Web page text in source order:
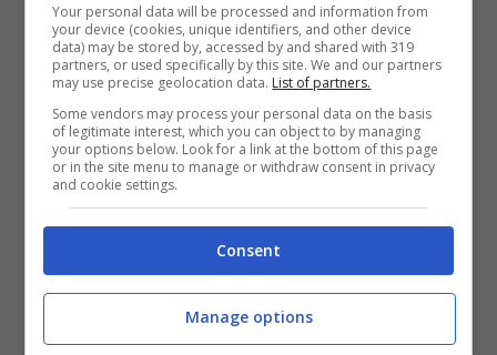
efficace, questo è il motivo per cui si vedono
persone che hanno la doppia mascherina“.
Secondo quanto riportato dalla Cnn, Monica
Ghandi, docente all’Ucsf San Francisco
General Hospital ha suggerito l’uso della
doppia mascherina, ossia di “
stoffa stretta sopra una maschera chirurgica,
con la seconda che funge da filtro e la prima
che fornisce un’ulteriore protezione
migliorando la vestibilità“. Gli stessi funzionari
Your personal data will be processed and information from
your device (cookies, unique identifiers, and other device
data) may be stored by, accessed by and shared with 319
partners, or used specifically by this site. We and our partners
may use precise geolocation data. List of partners.
Some vendors may process your personal data on the basis
of legitimate interest, which you can object to by managing
your options below. Look for a link at the bottom of this page
or in the site menu to manage or withdraw consent in privacy
and cookie settings.
Consent
Manage options